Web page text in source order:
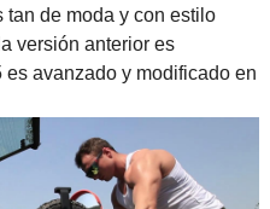
tan de moda y con estilo
versión anterior es
avanzado y modificado en